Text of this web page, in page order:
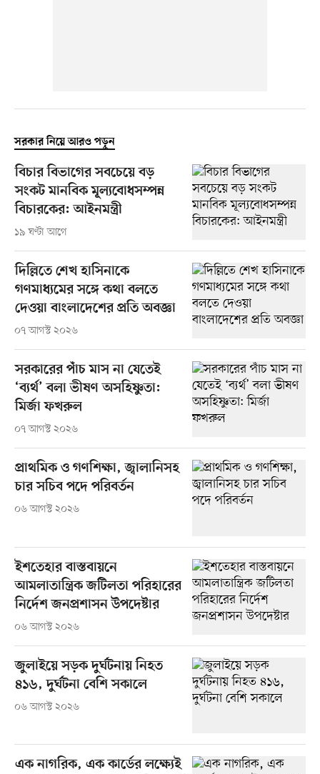
সরকার নিয়ে আরও পড়ুন
বিচার বিভাগের সবচেয়ে বড়
সংকট মানবিক মূল্যবোধসম্পন্ন
বিচারকের: আইনমন্ত্রী
১৯ ঘণ্টা আগে
দিল্লিতে শেখ হাসিনাকে
গণমাধ্যমের সঙ্গে কথা বলতে
দেওয়া বাংলাদেশের প্রতি অবজ্ঞা
০৭ আগস্ট ২০২৬
সরকারের পাঁচ মাস না যেতেই
‘ব্যর্থ’ বলা ভীষণ অসহিষ্ণুতা:
মির্জা ফখরুল
০৭ আগস্ট ২০২৬
প্রাথমিক ও গণশিক্ষা, জ্বালানিসহ
চার সচিব পদে পরিবর্তন
০৬ আগস্ট ২০২৬
ইশতেহার বাস্তবায়নে
আমলাতান্ত্রিক জটিলতা পরিহারের
নির্দেশ জনপ্রশাসন উপদেষ্টার
০৬ আগস্ট ২০২৬
জুলাইয়ে সড়ক দুর্ঘটনায় নিহত
৪১৬, দুর্ঘটনা বেশি সকালে
০৬ আগস্ট ২০২৬
এক নাগরিক, এক কার্ডের লক্ষ্যেই